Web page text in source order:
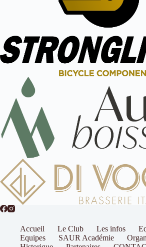
Accueil Le Club Les infos
Equipes
SAUR Académie